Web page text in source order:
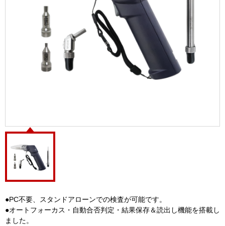
●PC不要、スタンドアローンでの検査が可能です。
●オートフォーカス・自動合否判定・結果保存＆読出し機能を搭載し
ました。